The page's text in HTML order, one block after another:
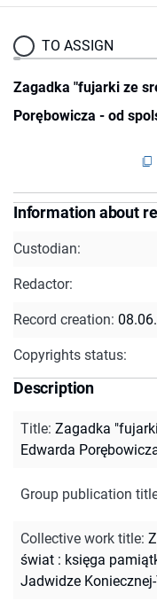
TO ASSIGN
Zagadka "fujarki ze
Porębowicza - od
Information about
Custodian:
Redactor:
Record creation:
Copyrights status:
Description
Title: Zagadka
Edwarda
Group publication
Collective work title:
świat : księga
Jadwidze